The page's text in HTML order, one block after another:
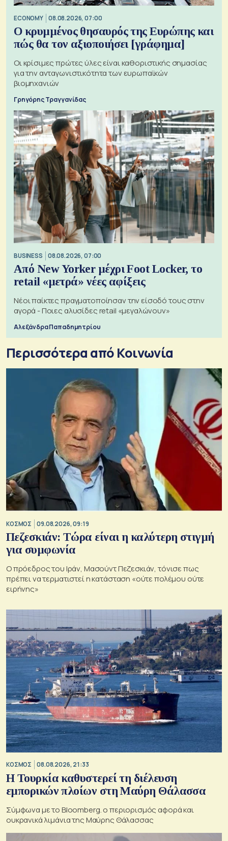
ECONOMY 08.08.2026, 07:00
Ο κρυμμένος θησαυρός της Ευρώπης και
πώς θα τον αξιοποιήσει [γράφημα]
Οι κρίσιμες πρώτες ύλες είναι καθοριστικής σημασίας
για την ανταγωνιστικότητα των ευρωπαϊκών
βιομηχανιών
Γρηγόρης Τραγγανίδας
BUSINESS 08.08.2026, 07:00
Από New Yorker μέχρι Foot Locker, το
retail «μετρά» νέες αφίξεις
Νέοι παίκτες πραγματοποίησαν την είσοδό τους στην
αγορά - Ποιες αλυσίδες retail «μεγαλώνουν»
Αλεξάνδρα Παπαδημητρίου
Περισσότερα από Κοινωνία
ΚΟΣΜΟΣ 09.08.2026, 09:19
Πεζεσκιάν: Τώρα είναι η καλύτερη στιγμή
για συμφωνία
Ο πρόεδρος του Ιράν, Μασούντ Πεζεσκιάν, τόνισε πως
πρέπει να τερματιστεί η κατάσταση «ούτε πολέμου ούτε
ειρήνης»
ΚΟΣΜΟΣ 08.08.2026, 21:33
Η Τουρκία καθυστερεί τη διέλευση
εμπορικών πλοίων στη Μαύρη Θάλασσα
Σύμφωνα με το Bloomberg. ο περιορισμός αφορά και
ουκρανικά λιμάνια της Μαύρης Θάλασσας